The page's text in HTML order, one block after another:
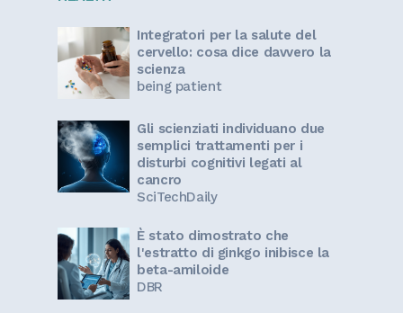
Integratori per la salute del
cervello: cosa dice davvero la
scienza
being patient
Gli scienziati individuano due
semplici trattamenti per i
disturbi cognitivi legati al
cancro
SciTechDaily
È stato dimostrato che
l'estratto di ginkgo inibisce la
beta-amiloide
DBR